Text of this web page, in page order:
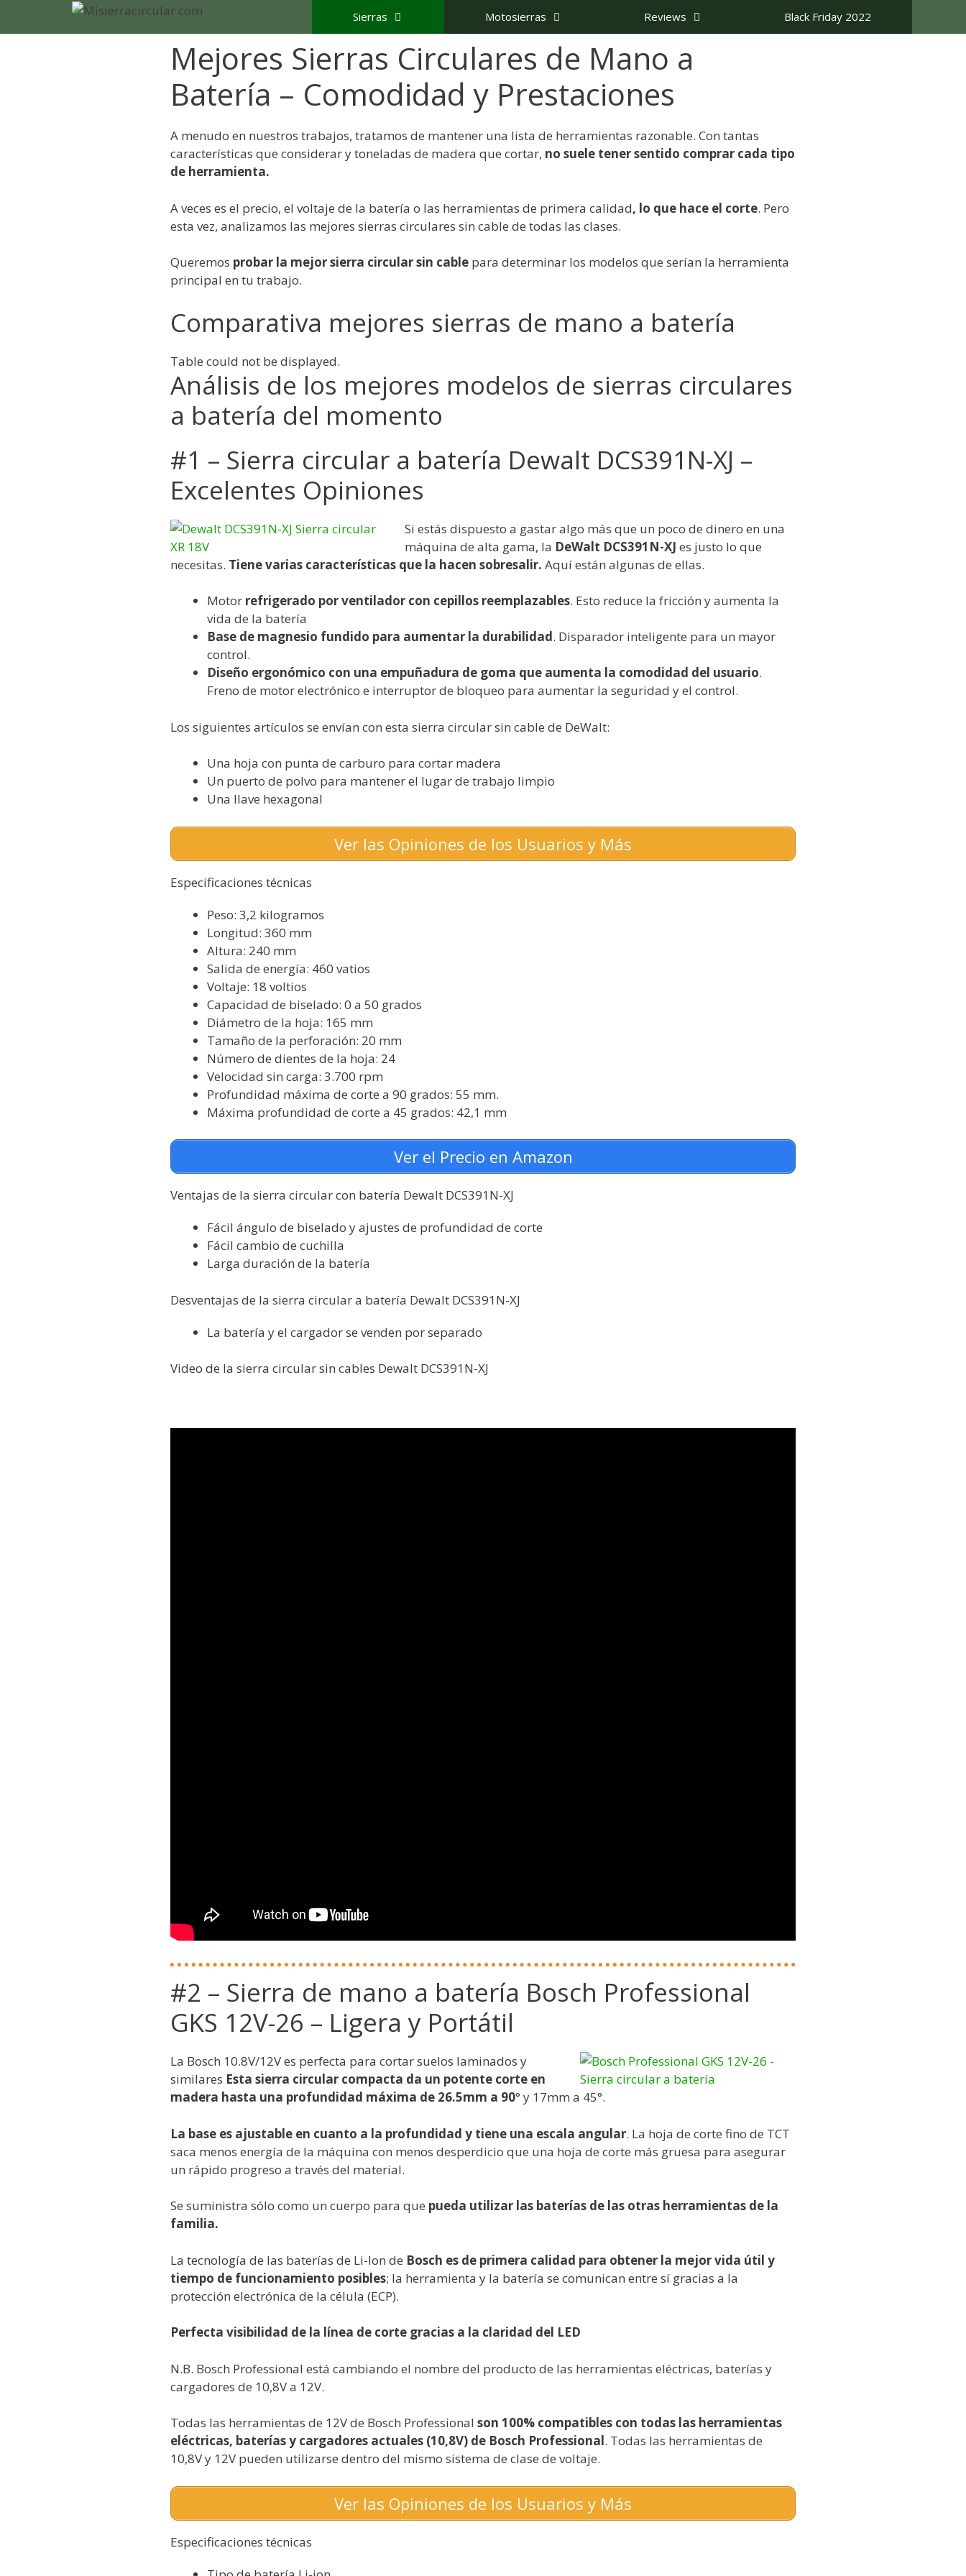
Sierras Motosierras Reviews Black Friday 2022
Mejores Sierras Circulares de Mano a
Batería – Comodidad y Prestaciones
A menudo en nuestros trabajos, tratamos de mantener una lista de herramientas razonable. Con tantas
características que considerar y toneladas de madera que cortar, no suele tener sentido comprar cada tipo
de herramienta.
A veces es el precio, el voltaje de la batería o las herramientas de primera calidad, lo que hace el corte. Pero
esta vez, analizamos las mejores sierras circulares sin cable de todas las clases.
Queremos probar la mejor sierra circular sin cable para determinar los modelos que serían la herramienta
principal en tu trabajo.
Comparativa mejores sierras de mano a batería
Table could not be displayed.
Análisis de los mejores modelos de sierras circulares
a batería del momento
#1 – Sierra circular a batería Dewalt DCS391N-XJ –
Excelentes Opiniones
Si estás dispuesto a gastar algo más que un poco de dinero en una
máquina de alta gama, la DeWalt DCS391N-XJ es justo lo que
necesitas. Tiene varias características que la hacen sobresalir. Aquí están algunas de ellas.
Motor refrigerado por ventilador con cepillos reemplazables. Esto reduce la fricción y aumenta la
vida de la batería
Base de magnesio fundido para aumentar la durabilidad. Disparador inteligente para un mayor
control.
Diseño ergonómico con una empuñadura de goma que aumenta la comodidad del usuario.
Freno de motor electrónico e interruptor de bloqueo para aumentar la seguridad y el control.
Los siguientes artículos se envían con esta sierra circular sin cable de DeWalt:
Una hoja con punta de carburo para cortar madera
Un puerto de polvo para mantener el lugar de trabajo limpio
Una llave hexagonal
Ver las Opiniones de los Usuarios y Más
Especificaciones técnicas
Peso: 3,2 kilogramos
Longitud: 360 mm
Altura: 240 mm
Salida de energía: 460 vatios
Voltaje: 18 voltios
Capacidad de biselado: 0 a 50 grados
Diámetro de la hoja: 165 mm
Tamaño de la perforación: 20 mm
Número de dientes de la hoja: 24
Velocidad sin carga: 3.700 rpm
Profundidad máxima de corte a 90 grados: 55 mm.
Máxima profundidad de corte a 45 grados: 42,1 mm
Ver el Precio en Amazon
Ventajas de la sierra circular con batería Dewalt DCS391N-XJ
Fácil ángulo de biselado y ajustes de profundidad de corte
Fácil cambio de cuchilla
Larga duración de la batería
Desventajas de la sierra circular a batería Dewalt DCS391N-XJ
La batería y el cargador se venden por separado
Video de la sierra circular sin cables Dewalt DCS391N-XJ
#2 – Sierra de mano a batería Bosch Professional
GKS 12V-26 – Ligera y Portátil
La Bosch 10.8V/12V es perfecta para cortar suelos laminados y
similares Esta sierra circular compacta da un potente corte en
madera hasta una profundidad máxima de 26.5mm a 90° y 17mm a 45°.
La base es ajustable en cuanto a la profundidad y tiene una escala angular. La hoja de corte fino de TCT
saca menos energía de la máquina con menos desperdicio que una hoja de corte más gruesa para asegurar
un rápido progreso a través del material.
Se suministra sólo como un cuerpo para que pueda utilizar las baterías de las otras herramientas de la
familia.
La tecnología de las baterías de Li-Ion de Bosch es de primera calidad para obtener la mejor vida útil y
tiempo de funcionamiento posibles; la herramienta y la batería se comunican entre sí gracias a la
protección electrónica de la célula (ECP).
Perfecta visibilidad de la línea de corte gracias a la claridad del LED
N.B. Bosch Professional está cambiando el nombre del producto de las herramientas eléctricas, baterías y
cargadores de 10,8V a 12V.
Todas las herramientas de 12V de Bosch Professional son 100% compatibles con todas las herramientas
eléctricas, baterías y cargadores actuales (10,8V) de Bosch Professional. Todas las herramientas de
10,8V y 12V pueden utilizarse dentro del mismo sistema de clase de voltaje.
Ver las Opiniones de los Usuarios y Más
Especificaciones técnicas